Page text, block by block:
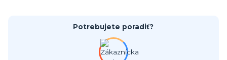
Potrebujete poradiť?